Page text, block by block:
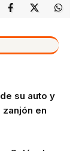
su auto y
en